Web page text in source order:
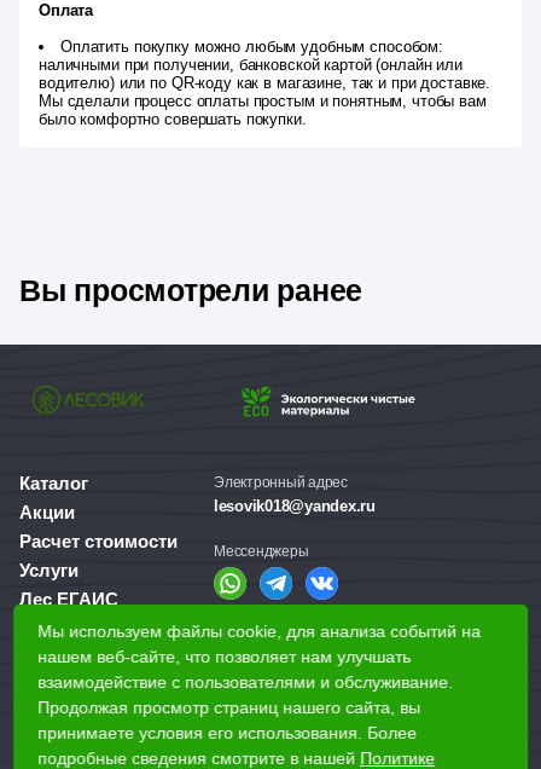
Оплата
Оплатить покупку можно любым удобным способом:
наличными при получении, банковской картой (онлайн или
водителю) или по QR-коду как в магазине, так и при доставке.
Мы сделали процесс оплаты простым и понятным, чтобы вам
было комфортно совершать покупки.
Вы просмотрели ранее
Каталог
Акции
Расчет стоимости
Услуги
Лес ЕГАИС
О компании
Доставка и оплата
Для бизнеса
Наши магазины
Электронный адрес
lesovik018@yandex.ru
Мессенджеры
Справочная служба
+7 (3412) 77-60-50
Мы используем файлы cookie, для анализа событий на
нашем веб-сайте, что позволяет нам улучшать
взаимодействие с пользователями и обслуживание.
Продолжая просмотр страниц нашего сайта, вы
принимаете условия его использования. Более
подробные сведения смотрите в нашей Политике